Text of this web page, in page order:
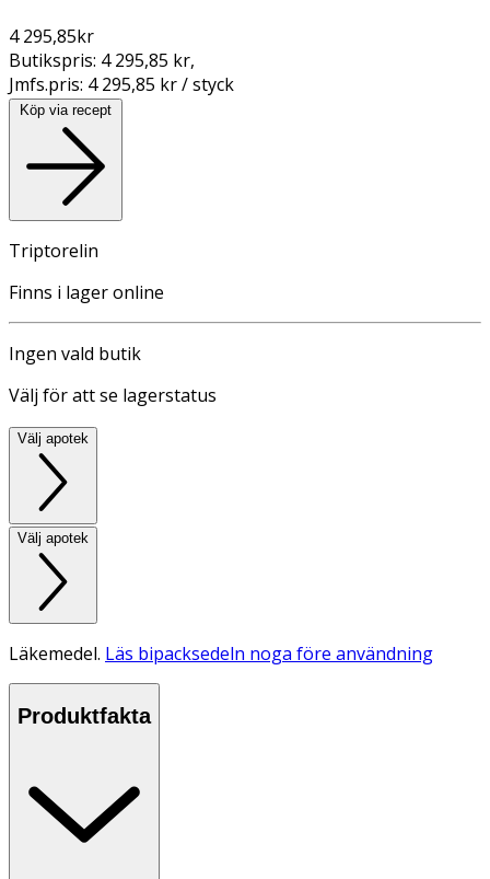
4 295,85kr
Butikspris: 4 295,85 kr,
Jmfs.pris: 4 295,85 kr / styck
Köp via recept
Triptorelin
Finns i lager online
Ingen vald butik
Välj för att se lagerstatus
Välj apotek
Välj apotek
Läkemedel. Läs bipacksedeln noga före användning
Produktfakta